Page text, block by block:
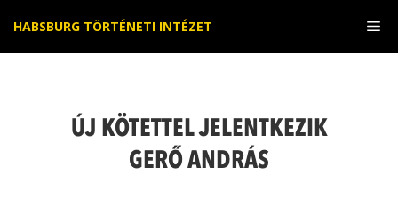
tartalomba
HABSBURG TÖRTÉNETI INTÉZET
ÚJ KÖTETTEL JELENTKEZIK
GERŐ ANDRÁS